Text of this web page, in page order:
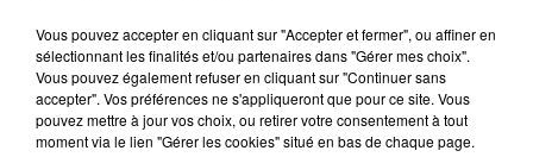
Vous pouvez accepter en cliquant sur "Accepter et fermer", ou affiner en
sélectionnant les finalités et/ou partenaires dans "Gérer mes choix".
Vous pouvez également refuser en cliquant sur "Continuer sans
accepter". Vos préférences ne s'appliqueront que pour ce site. Vous
pouvez mettre à jour vos choix, ou retirer votre consentement à tout
moment via le lien "Gérer les cookies" situé en bas de chaque page.